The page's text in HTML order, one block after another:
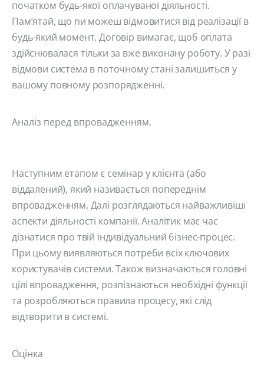
початком будь-якої оплачуваної діяльності.
Пам’ятай, що nи можеш відмовитися від реалізації в
будь-який момент. Договір вимагає, щоб оплата
здійснювалася тільки за вже виконану роботу. У разі
відмови система в поточному стані залишиться у
вашому повному розпорядженні.
Аналіз перед впровадженням.
Наступним етапом є семінар у клієнта (або
віддалений), який називається попереднім
впровадженням. Далі розглядаються найважливіші
аспекти діяльності компанії. Аналітик має час
дізнатися про твій індивідуальний бізнес-процес.
При цьому виявляються потреби всіх ключових
користувачів системи. Також визначаються головні
цілі впровадження, розпізнаються необхідні функції
та розробляються правила процесу, які слід
відтворити в системі.
Оцінка